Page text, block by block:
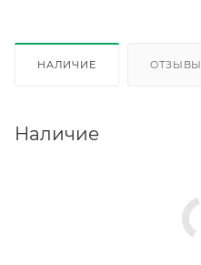
НАЛИЧИЕ ОТЗЫВЫ
Наличие